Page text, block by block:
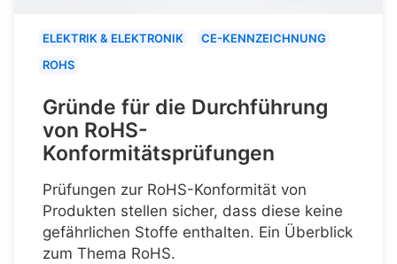
ELEKTRIK & ELEKTRONIK
CE-KENNZEICHNUNG
ROHS
Gründe für die Durchführung
von RoHS-
Konformitätsprüfungen
Prüfungen zur RoHS-Konformität von
Produkten stellen sicher, dass diese keine
gefährlichen Stoffe enthalten. Ein Überblick
zum Thema RoHS.